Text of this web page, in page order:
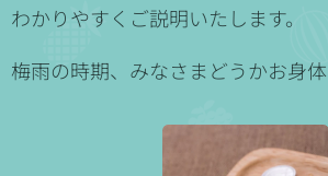
わかりやすくご説明いたします。
梅雨の時期、みなさまどうかお身体